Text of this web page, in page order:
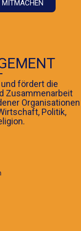
MITMACHEN
fördert die
Zusammenarbeit
Organisationen
Politik,